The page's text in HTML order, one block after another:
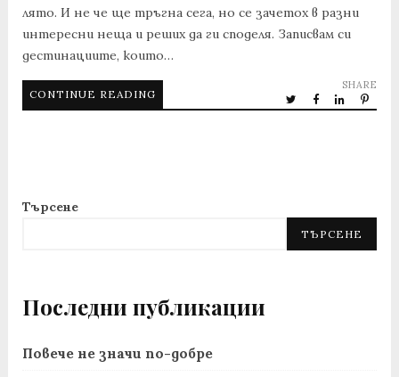
лято. И не че ще тръгна сега, но се зачетох в разни
интересни неща и реших да ги споделя. Записвам си
дестинациите, които…
CONTINUE READING
SHARE
Търсене
ТЪРСЕНЕ
Последни публикации
Повече не значи по-добре